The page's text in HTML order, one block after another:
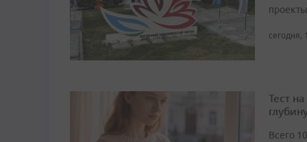
сегодня,
Тест
Всего